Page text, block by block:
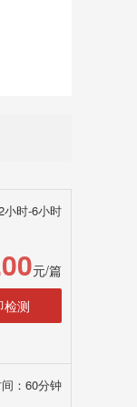
小时-6小时
元/篇
检测
：60分钟